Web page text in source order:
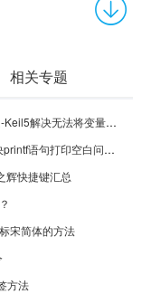
相关专题
Keil5怎么解决无法将变量或函数Go To到定义处-Keil5解决无法将变量或函数Go To到定义处的方法
Keil5怎么解决printf语句打印空白问题-Keil5解决printf语句打印空白问题的方法
辉快捷键汇总
宋简体的方法
方法